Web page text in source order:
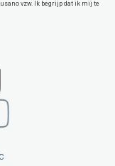
vzw. Ik begrijp dat ik mij te